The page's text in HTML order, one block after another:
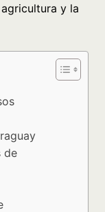
y la
de